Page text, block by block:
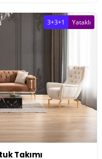
Takımı
3+3+1 Yataklı